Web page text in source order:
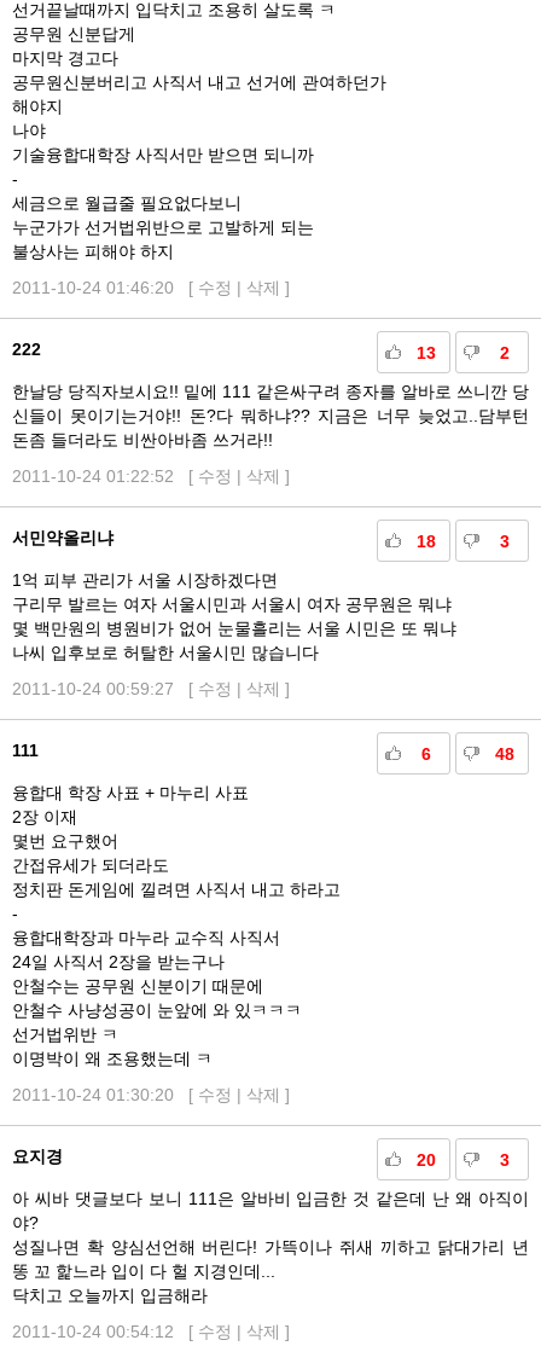
선거끝날때까지 입닥치고 조용히 살도록 ㅋ
공무원 신분답게
마지막 경고다
공무원신분버리고 사직서 내고 선거에 관여하던가
해야지
나야
기술융합대학장 사직서만 받으면 되니까
-
세금으로 월급줄 필요없다보니
누군가가 선거법위반으로 고발하게 되는
불상사는 피해야 하지
2011-10-24 01:46:20 [ 수정 | 삭제 ]
13 2
222
한날당 당직자보시요!! 밑에 111 같은싸구려 종자를 알바로 쓰니깐 당
신들이 못이기는거야!! 돈?다 뭐하냐?? 지금은 너무 늦었고..담부턴
돈좀 들더라도 비싼아바좀 쓰거라!!
2011-10-24 01:22:52 [ 수정 | 삭제 ]
18 3
서민약올리냐
1억 피부 관리가 서울 시장하겠다면
구리무 발르는 여자 서울시민과 서울시 여자 공무원은 뭐냐
몇 백만원의 병원비가 없어 눈물흘리는 서울 시민은 또 뭐냐
나씨 입후보로 허탈한 서울시민 많습니다
2011-10-24 00:59:27 [ 수정 | 삭제 ]
6 48
111
융합대 학장 사표 + 마누리 사표
2장 이재
몇번 요구했어
간접유세가 되더라도
정치판 돈게임에 낄려면 사직서 내고 하라고
-
융합대학장과 마누라 교수직 사직서
24일 사직서 2장을 받는구나
안철수는 공무원 신분이기 때문에
안철수 사냥성공이 눈앞에 와 있ㅋㅋㅋ
선거법위반 ㅋ
이명박이 왜 조용했는데 ㅋ
2011-10-24 01:30:20 [ 수정 | 삭제 ]
20 3
요지경
아 씨바 댓글보다 보니 111은 알바비 입금한 것 같은데 난 왜 아직이
야?
성질나면 확 양심선언해 버린다! 가뜩이나 쥐새 끼하고 닭대가리 년
똥 꼬 핥느라 입이 다 헐 지경인데...
닥치고 오늘까지 입금해라
2011-10-24 00:54:12 [ 수정 | 삭제 ]